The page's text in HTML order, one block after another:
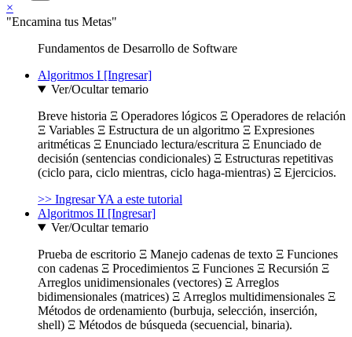
×
"Encamina tus Metas"
Fundamentos de Desarrollo de Software
Algoritmos I [Ingresar]
Ver/Ocultar temario
Breve historia Ξ Operadores lógicos Ξ Operadores de relación
Ξ Variables Ξ Estructura de un algoritmo Ξ Expresiones
aritméticas Ξ Enunciado lectura/escritura Ξ Enunciado de
decisión (sentencias condicionales) Ξ Estructuras repetitivas
(ciclo para, ciclo mientras, ciclo haga-mientras) Ξ Ejercicios.
>> Ingresar YA a este tutorial
Algoritmos II [Ingresar]
Ver/Ocultar temario
Prueba de escritorio Ξ Manejo cadenas de texto Ξ Funciones
con cadenas Ξ Procedimientos Ξ Funciones Ξ Recursión Ξ
Arreglos unidimensionales (vectores) Ξ Arreglos
bidimensionales (matrices) Ξ Arreglos multidimensionales Ξ
Métodos de ordenamiento (burbuja, selección, inserción,
shell) Ξ Métodos de búsqueda (secuencial, binaria).